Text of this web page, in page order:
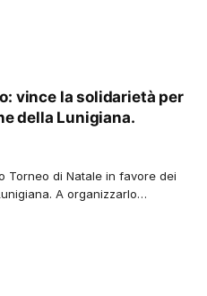
vince la solidarietà per
della Lunigiana.
Torneo di Natale in favore dei
A organizzarlo…